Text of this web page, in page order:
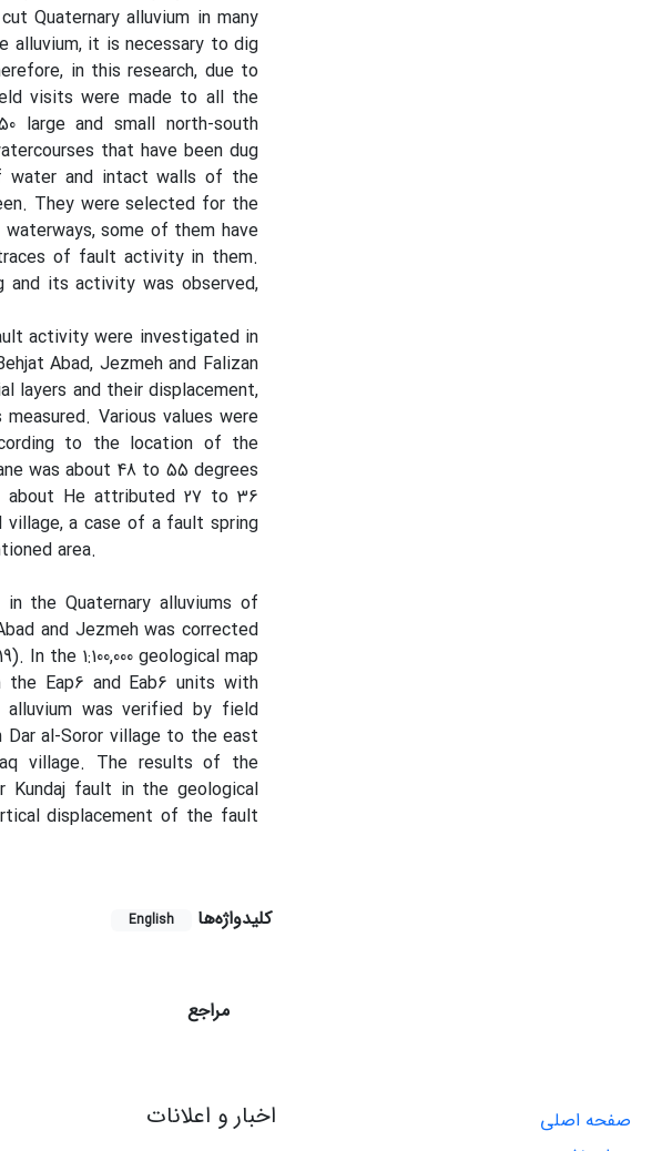
Quaternary alluvium in many
it is necessary to dig
in this research, due to
visits were made to all the
large and small north-south
that have been dug
and intact walls of the
They were selected for the
some of them have
of fault activity in them.
and its activity was observed,
activity were investigated in
Abad, Jezmeh and Falizan
layers and their displacement,
Various values were
to the location of the
was about 48 to 55 degrees
about He attributed 27 to 36
a case of a fault spring
area.
the Quaternary alluviums of
and Jezmeh was corrected
In the 1:100,000 geological map
Eap6 and Eab6 units with
was verified by field
al-Soror village to the east
village. The results of the
fault in the geological
displacement of the fault
کلیدواژه‌ها English
مراجع
صفحه اصلی
اخبار و اعلانات